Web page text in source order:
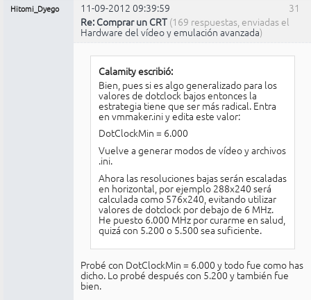
31
Hitomi_Dyego
11-09-2012 09:39:59
Re: Comprar un CRT (169 respuestas, enviadas el
Hardware del vídeo y emulación avanzada)
Calamity escribió:
Bien, pues si es algo generalizado para los
valores de dotclock bajos entonces la
estrategia tiene que ser más radical. Entra
en vmmaker.ini y edita este valor:
DotClockMin = 6.000
Vuelve a generar modos de vídeo y archivos
.ini.
Ahora las resoluciones bajas serán escaladas
en horizontal, por ejemplo 288x240 será
calculada como 576x240, evitando utilizar
valores de dotclock por debajo de 6 MHz.
He puesto 6.000 MHz por curarme en salud,
quizá con 5.200 o 5.500 sea suficiente.
Probé con DotClockMin = 6.000 y todo fue como has
dicho. Lo probé después con 5.200 y también fue
bien.